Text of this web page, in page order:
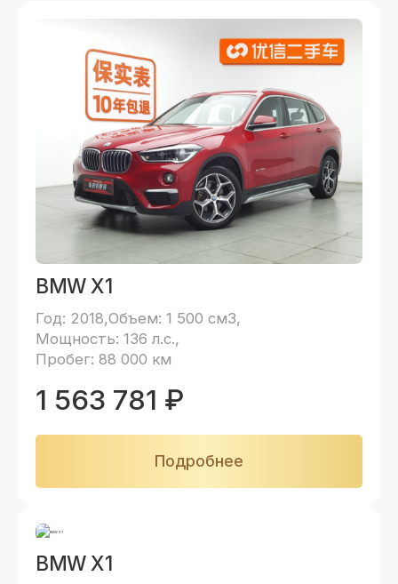
BMW X1
Год: 2018 Объем: 1 500 см3
Мощность: 136 л.с.
Пробег: 88 000 км
1 563 781 ₽
Подробнее
BMW X1